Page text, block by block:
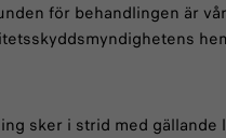
för behandlingen är
sker i strid med gällande